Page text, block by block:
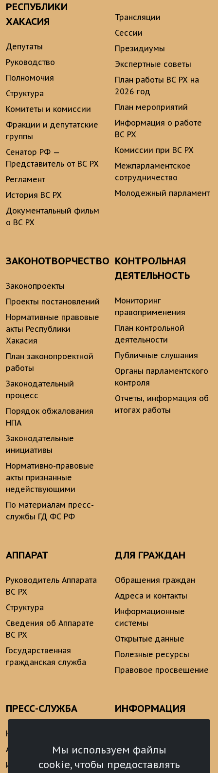
Мы используем файлы
cookie, чтобы предоставлять
РЕСПУБЛИКИ
ХАКАСИЯ
Депутаты
Руководство
Полномочия
Структура
Комитеты и комиссии
Фракции и депутатские
группы
Сенатор РФ —
Представитель от ВС РХ
Регламент
История ВС РХ
Документальный фильм
о ВС РХ
Трансляции
Сессии
Президиумы
Экспертные советы
План работы ВС РХ на
2026 год
План мероприятий
Информация о работе
ВС РХ
Комиссии при ВС РХ
Межпарламентское
сотрудничество
Молодежный парламент
ЗАКОНОТВОРЧЕСТВО
Законопроекты
Проекты постановлений
Нормативные правовые
акты Республики
Хакасия
План законопроектной
работы
Законодательный
процесс
Порядок обжалования
НПА
Законодательные
инициативы
Нормативно-правовые
акты признанные
недействующими
По материалам пресс-
службы ГД ФС РФ
КОНТРОЛЬНАЯ
ДЕЯТЕЛЬНОСТЬ
Мониторинг
правоприменения
План контрольной
деятельности
Публичные слушания
Органы парламентского
контроля
Отчеты, информация об
итогах работы
АППАРАТ
Руководитель Аппарата
ВС РХ
Структура
Сведения об Аппарате
ВС РХ
Государственная
гражданская служба
ДЛЯ ГРАЖДАН
Обращения граждан
Адреса и контакты
Информационные
системы
Открытые данные
Полезные ресурсы
Правовое просвещение
ПРЕСС-СЛУЖБА
Новости
Анонсы
Интервью
ИНФОРМАЦИЯ
аналитические
материалы